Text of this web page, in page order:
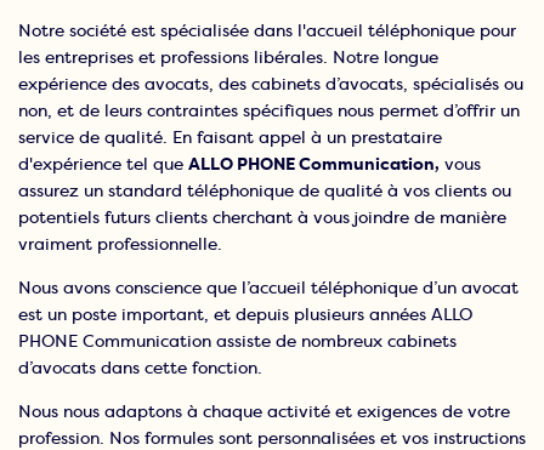
Notre société est spécialisée dans l'accueil téléphonique pour
les entreprises et professions libérales. Notre longue
expérience des avocats, des cabinets d’avocats, spécialisés ou
non, et de leurs contraintes spécifiques nous permet d’offrir un
service de qualité. En faisant appel à un prestataire
d'expérience tel que ALLO PHONE Communication, vous
assurez un standard téléphonique de qualité à vos clients ou
potentiels futurs clients cherchant à vous joindre de manière
vraiment professionnelle.
Nous avons conscience que l’accueil téléphonique d’un avocat
est un poste important, et depuis plusieurs années ALLO
PHONE Communication assiste de nombreux cabinets
d’avocats dans cette fonction.
Nous nous adaptons à chaque activité et exigences de votre
profession. Nos formules sont personnalisées et vos instructions